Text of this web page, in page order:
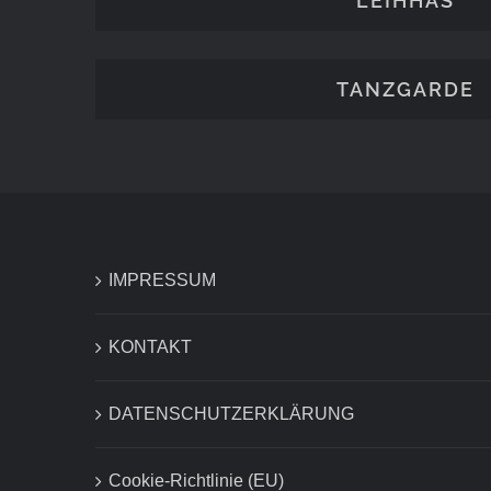
TANZGARDE
IMPRESSUM
KONTAKT
DATENSCHUTZERKLÄRUNG
Cookie-Richtlinie (EU)